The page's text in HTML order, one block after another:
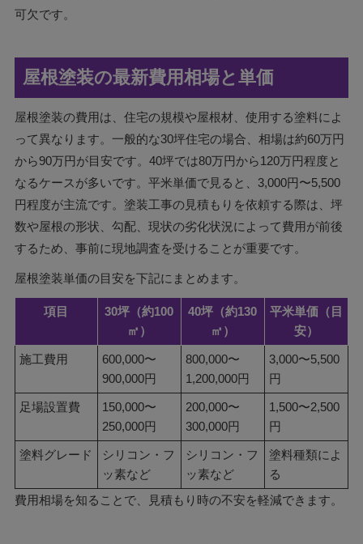
可欠です。
屋根塗装の最新費用相場と単価
屋根塗装の費用は、住宅の規模や屋根材、使用する塗料によ
って異なります。一般的な30坪住宅の場合、相場は約60万円
から90万円が目安です。40坪では80万円から120万円程度と
なるケースが多いです。平米単価で見ると、3,000円〜5,500
円程度が主流です。塗装工事の見積もりを依頼する際は、坪
数や屋根の形状、勾配、現状の劣化状況によって費用が前後
するため、事前に現地調査を受けることが重要です。
屋根塗装単価の目安を下記にまとめます。
項目
30坪（約100
㎡）
40坪（約130
㎡）
平米単価（目
安）
施工費用
600,000〜
900,000円
800,000〜
1,200,000円
3,000〜5,500
円
足場設置費
150,000〜
250,000円
200,000〜
300,000円
1,500〜2,500
円
塗料グレード
シリコン・フ
ッ素など
シリコン・フ
ッ素など
塗料種類によ
る
費用相場を知ることで、見積もり時の不安を軽減できます。